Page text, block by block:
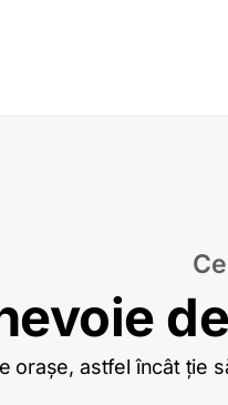
orașe, astfel încât ție